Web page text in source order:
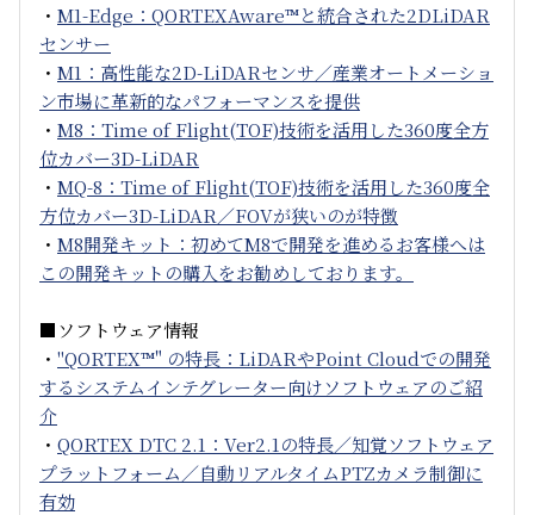
・ M1-Edge：QORTEXAware™と統合された2DLiDAR
センサー
・ M1：高性能な2D-LiDARセンサ／産業オートメーショ
ン市場に革新的なパフォーマンスを提供
・ M8：Time of Flight(TOF)技術を活用した360度全方
位カバー3D-LiDAR
・ MQ-8：Time of Flight(TOF)技術を活用した360度全
方位カバー3D-LiDAR／FOVが狭いのが特徴
・ M8開発キット：初めてM8で開発を進めるお客様へは
この開発キットの購入をお勧めしております。
■ソフトウェア情報
・ "QORTEX™" の特長：LiDARやPoint Cloudでの開発
するシステムインテグレーター向けソフトウェアのご紹
介
・ QORTEX DTC 2.1：Ver2.1の特長／知覚ソフトウェア
プラットフォーム／自動リアルタイムPTZカメラ制御に
有効